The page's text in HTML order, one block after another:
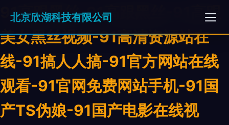
91高跟黑丝-91高跟黑丝-91高跟
美女黑丝视频-91高清资源站在
线-91搞人人搞-91官方网站在线
观看-91官网免费网站手机-91国
产TS伪娘-91国产电影在线视
北京欣湖科技有限公司